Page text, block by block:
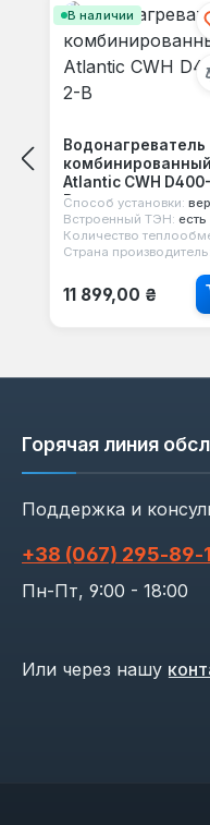
В наличии
Водонагреватель
комбинированный
Atlantic CWH
B
Способ установки:
Встроенный ТЭН: есть
Страна производитель:
Обычная цена:
11 899,00 ₴
Горячая линия
Поддержка и
+38 (067)
Пн-Пт, 9:00 - 18:00
Или через нашу